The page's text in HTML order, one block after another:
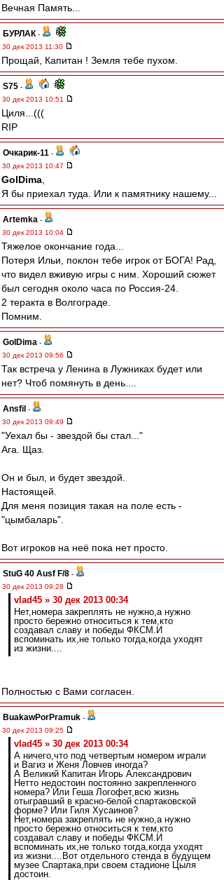
Вечная Память...
БУРЛАК -
30 дек 2013 11:30
Прощай, Капитан ! Земля тебе пухом.
S75 -
30 дек 2013 10:51
Циля...(((
RIP
Очкарик-11 -
30 дек 2013 10:47
GolDima
Я бы приехал туда. Или к памятнику нашему...
Artemka -
30 дек 2013 10:04
Тяжелое окончание года...
Потеря Ильи, поклон тебе игрок от БОГА! Рад,
что видел вживую игры с ним. Хороший сюжет
был сегодня около часа по Россия-24.
2 теракта в Волгограде.
Помним.
GolDima -
30 дек 2013 09:56
Так встреча у Ленина в Лужниках будет или
нет? Чтоб помянуть в день....
Ansfil -
30 дек 2013 09:49
"Уехал бы - звездой бы стал..."
Ага. Щаз.
Он и был, и будет звездой.
Настоящей.
Для меня позиция такая на поле есть -
"цымбаларь".
Вот игроков на неё пока нет просто.
StuG 40 Ausf F/8 -
30 дек 2013 09:28
vlad45 » 30 дек 2013 00:34
Нет,номера закреплять не нужно,а нужно
просто бережно относиться к тем,кто
создавал славу и победы ФКСМ.И
вспоминать их,не только тогда,когда уходят
из жизни....
Полностью с Вами согласен.
BuakawPorPramuk -
30 дек 2013 09:25
vlad45 » 30 дек 2013 00:34
А ничего,что под четвертым номером играли
и Вагиз и Женя Ловчев иногда?
А Великий Капитан Игорь Александрович
Нетто недостоин постоянно закрепленного
номера? Или Геша Логофет,всю жизнь
отыгравший в красно-белой спартаковской
форме? Или Гиля Хусаинов?
Нет,номера закреплять не нужно,а нужно
просто бережно относиться к тем,кто
создавал славу и победы ФКСМ.И
вспоминать их,не только тогда,когда уходят
из жизни....Вот отдельного стенда в будущем
музее Спартака,при своем стадионе Цыля
достоин.